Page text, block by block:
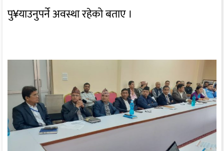
पु¥याउनुपर्ने अवस्था रहेको बताए ।